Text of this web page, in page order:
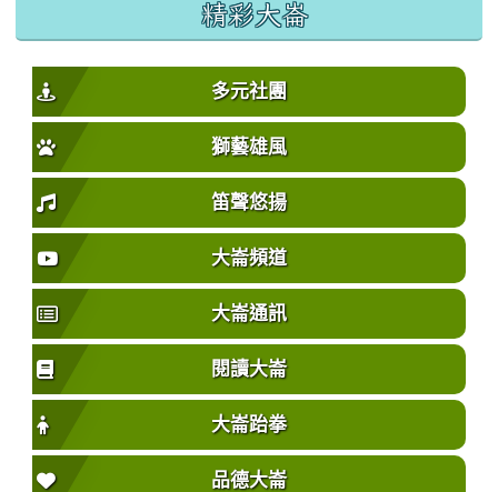
精彩大崙
多元社團
獅藝雄風
笛聲悠揚
大崙頻道
大崙通訊
閱讀大崙
大崙跆拳
品德大崙